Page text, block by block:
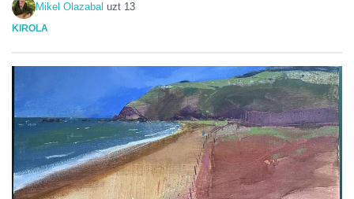
Mikel Olazabal uzt 13
KIROLA